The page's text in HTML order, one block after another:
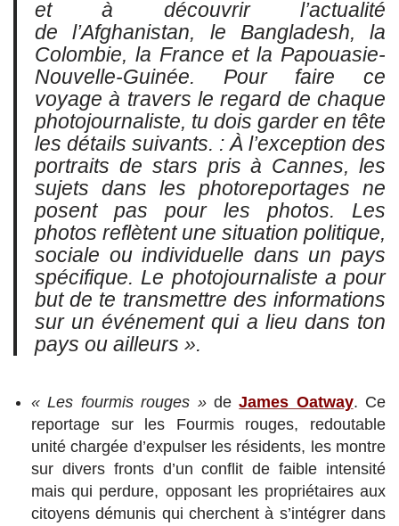
et à découvrir l’actualité
de l’Afghanistan, le Bangladesh, la
Colombie, la France et la Papouasie-
Nouvelle-Guinée. Pour faire ce
voyage à travers le regard de chaque
photojournaliste, tu dois garder en tête
les détails suivants. : À l’exception des
portraits de stars pris à Cannes, les
sujets dans les photoreportages ne
posent pas pour les photos. Les
photos reflètent une situation politique,
sociale ou individuelle dans un pays
spécifique. Le photojournaliste a pour
but de te transmettre des informations
sur un événement qui a lieu dans ton
pays ou ailleurs ».
« Les fourmis rouges » deJames Oatway. Ce
reportage sur les Fourmis rouges, redoutable
unité chargée d’expulser les résidents, les montre
sur divers fronts d’un conflit de faible intensité
mais qui perdure, opposant les propriétaires aux
citoyens démunis qui cherchent à s’intégrer dans